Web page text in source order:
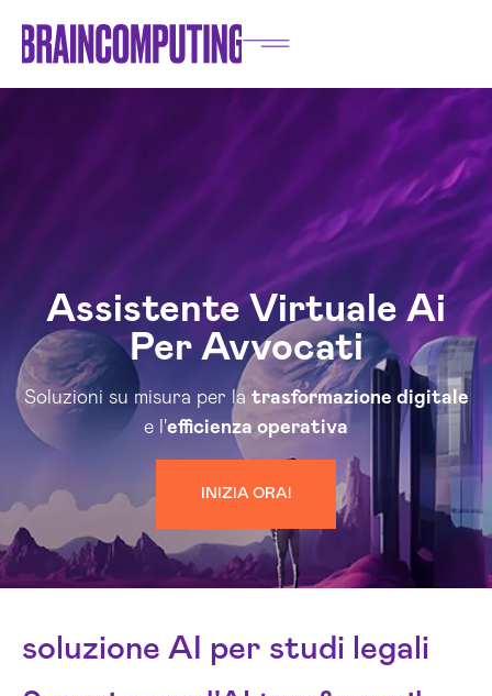
Assistente Virtuale Ai
Per Avvocati
Soluzioni su misura per la trasformazione digitale
e l'efficienza operativa
INIZIA ORA!
soluzione AI per studi legali